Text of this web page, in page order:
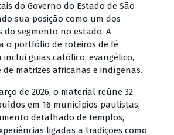
do Governo do Estado de São
sua posição como um dos
do segmento no estado. A
o portfólio de roteiros de fé
inclui guias católico, evangélico,
matrizes africanas e indígenas.
de 2026, o material reúne 32
em 16 municípios paulistas,
detalhado de templos,
ligadas a tradições como